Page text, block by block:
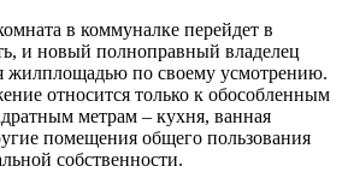
в коммуналке перейдет в
и новый полноправный владелец
жилплощадью по своему усмотрению.
относится только к обособленным
метрам – кухня, ванная
помещения общего пользования
собственности.